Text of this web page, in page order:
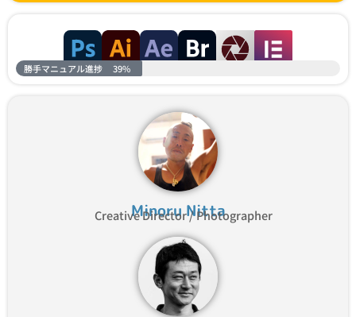
勝手マニュアル進捗 39%
Minoru Nitta
Creative Director / Photographer